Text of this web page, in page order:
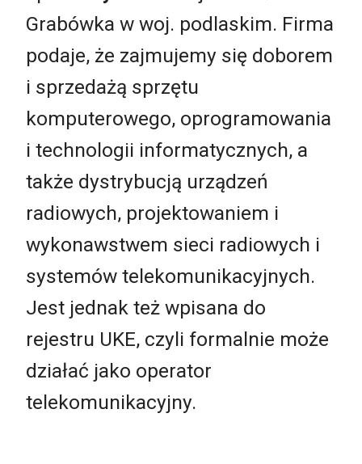
Grabówka w woj. podlaskim. Firma
podaje, że zajmujemy się doborem
i sprzedażą sprzętu
komputerowego, oprogramowania
i technologii informatycznych, a
także dystrybucją urządzeń
radiowych, projektowaniem i
wykonawstwem sieci radiowych i
systemów telekomunikacyjnych.
Jest jednak też wpisana do
rejestru UKE, czyli formalnie może
działać jako operator
telekomunikacyjny.